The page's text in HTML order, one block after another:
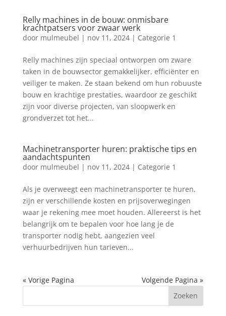
Relly machines in de bouw: onmisbare
krachtpatsers voor zwaar werk
door mulmeubel | nov 11, 2024| Categorie 1
Relly machines zijn speciaal ontworpen om zware
taken in de bouwsector gemakkelijker, efficiënter en
veiliger te maken. Ze staan bekend om hun robuuste
bouw en krachtige prestaties, waardoor ze geschikt
zijn voor diverse projecten, van sloopwerk en
grondverzet tot het...
Machinetransporter huren: praktische tips en
aandachtspunten
door mulmeubel | nov 11, 2024| Categorie 1
Als je overweegt een machinetransporter te huren,
zijn er verschillende kosten en prijsoverwegingen
waar je rekening mee moet houden. Allereerst is het
belangrijk om te bepalen voor hoe lang je de
transporter nodig hebt, aangezien veel
verhuurbedrijven hun tarieven...
« Vorige Pagina Volgende Pagina »